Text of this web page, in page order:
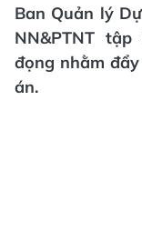
Ban Quản lý
NN&PTNT
đọng nhằm
án.